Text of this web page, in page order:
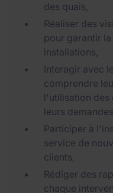
des quais,
Réaliser des
pour garantir
installations,
Interagir avec
comprendre
l'utilisation des
leurs
Participer à
service de
clients,
Rédiger des
chaque